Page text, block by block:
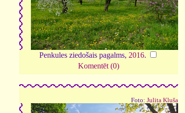
Penkules ziedošais pagalms, 2016.
Komentēt (0)
Foto: Julita Kluša